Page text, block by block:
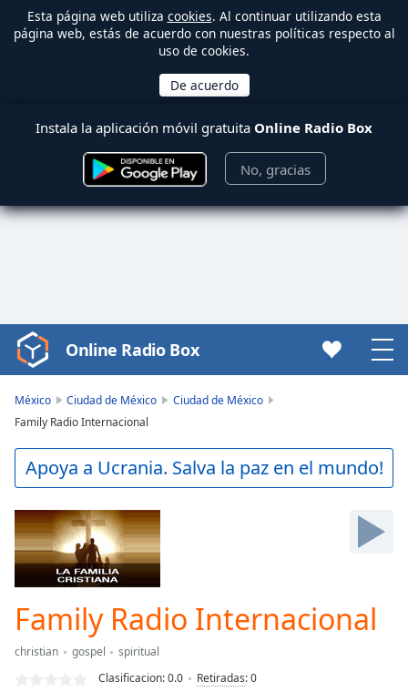
Esta página web utiliza cookies. Al continuar utilizando esta
página web, estás de acuerdo con nuestras políticas respecto al
uso de cookies.
Instala la aplicación móvil gratuita Online Radio Box
No, gracias
Video
Player
loading.
Video
Play
Backward
Skip
Forward
Mute
Current
Duration
Online Radio Box
México Ciudad de México
Ciudad de México
Family Radio Internacional
Apoya a Ucrania. Salva la paz en el mundo!
Family Radio Internacional
christian gospel
spiritual
Clasificacion:0.0 Retiradas:0